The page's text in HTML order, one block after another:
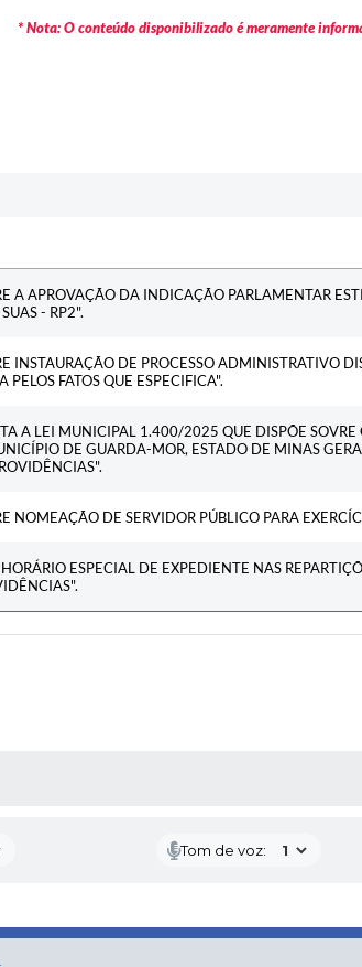
* Nota: O conteúdo disponibilizado é meramente
A APROVAÇÃO DA INDICAÇÃO PARLAMENTAR
- RP2".
INSTAURAÇÃO DE PROCESSO ADMINISTRATIVO
PELOS FATOS QUE ESPECIFICA".
A LEI MUNICIPAL 1.400/2025 QUE DISPÕE SOVRE
DE GUARDA-MOR, ESTADO DE MINAS
NOMEAÇÃO DE SERVIDOR PÚBLICO PARA
ESPECIAL DE EXPEDIENTE NAS
Tom de voz: